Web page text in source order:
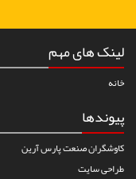
لینک های مهم
خانه
پیوندها
کاوشگران صنعت پارس آرین
طراحی سایت